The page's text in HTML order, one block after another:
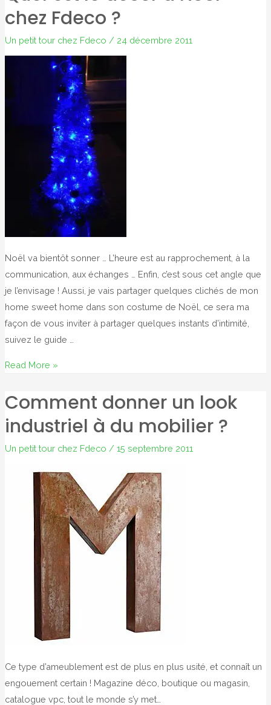
chez Fdeco ?
Un petit tour chez Fdeco / 24 décembre 2011
Noël va bientôt sonner … L’heure est au rapprochement, à la
communication, aux échanges … Enfin, c’est sous cet angle que
je l’envisage ! Aussi, je vais partager quelques clichés de mon
home sweet home dans son costume de Noël, ce sera ma
façon de vous inviter à partager quelques instants d’intimité,
suivez le guide …
Quel
le
Noël
Read More »
Comment donner un look
industriel à du mobilier ?
Un petit tour chez Fdeco / 15 septembre 2011
Ce type d’ameublement est de plus en plus usité, et connaît un
engouement certain ! Magazine déco, boutique ou magasin,
catalogue vpc, tout le monde s’y met…